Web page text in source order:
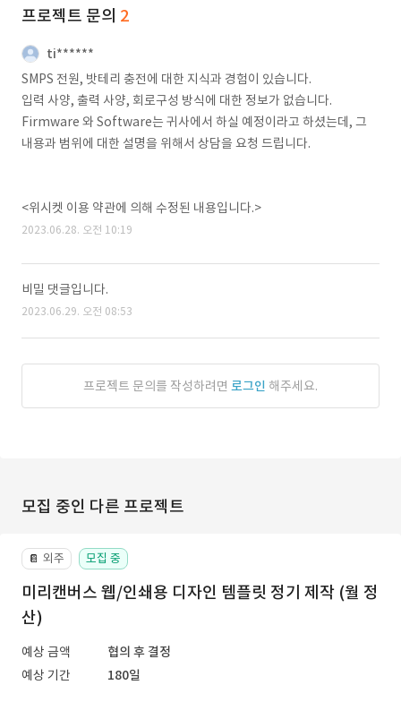
프로젝트 문의 2
ti******
SMPS 전원, 밧테리 충전에 대한 지식과 경험이 있습니다.
입력 사양, 출력 사양, 회로구성 방식에 대한 정보가 없습니다.
Firmware 와 Software는 귀사에서 하실 예정이라고 하셨는데, 그
내용과 범위에 대한 설명을 위해서 상담을 요청 드립니다.
<위시켓 이용 약관에 의해 수정된 내용입니다.>
2023.06.28. 오전 10:19
비밀 댓글입니다.
2023.06.29. 오전 08:53
프로젝트 문의를 작성하려면 로그인 해주세요.
모집 중인 다른 프로젝트
📔 외주 모집 중
미리캔버스 웹/인쇄용 디자인 템플릿 정기 제작 (월 정
산)
예상 금액
협의 후 결정
예상 기간
180일